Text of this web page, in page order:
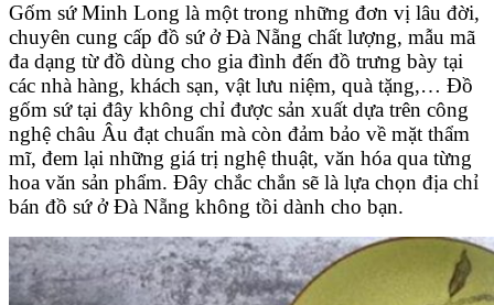
Gốm sứ Minh Long là một trong những đơn vị lâu đời,
chuyên cung cấp đồ sứ ở Đà Nẵng chất lượng, mẫu mã
đa dạng từ đồ dùng cho gia đình đến đồ trưng bày tại
các nhà hàng, khách sạn, vật lưu niệm, quà tặng,… Đồ
gốm sứ tại đây không chỉ được sản xuất dựa trên công
nghệ châu Âu đạt chuẩn mà còn đảm bảo về mặt thẩm
mĩ, đem lại những giá trị nghệ thuật, văn hóa qua từng
hoa văn sản phẩm. Đây chắc chắn sẽ là lựa chọn địa chỉ
bán đồ sứ ở Đà Nẵng không tồi dành cho bạn.